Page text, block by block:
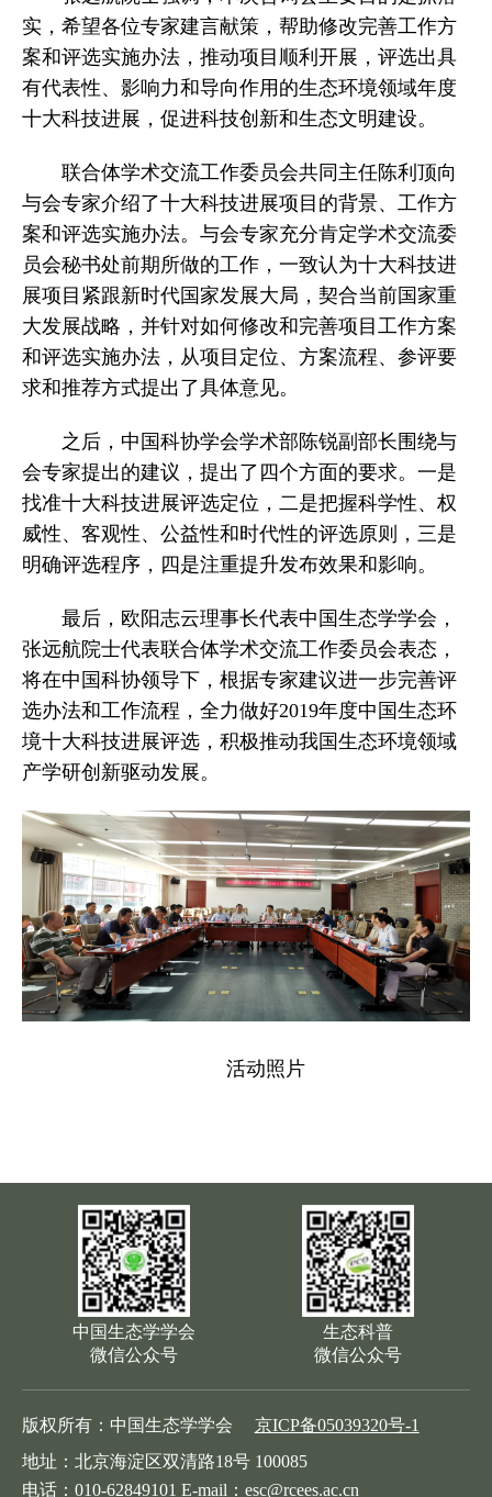
实，希望各位专家建言献策，帮助修改完善工作方
案和评选实施办法，推动项目顺利开展，评选出具
有代表性、影响力和导向作用的生态环境领域年度
十大科技进展，促进科技创新和生态文明建设。
联合体学术交流工作委员会共同主任陈利顶向
与会专家介绍了十大科技进展项目的背景、工作方
案和评选实施办法。与会专家充分肯定学术交流委
员会秘书处前期所做的工作，一致认为十大科技进
展项目紧跟新时代国家发展大局，契合当前国家重
大发展战略，并针对如何修改和完善项目工作方案
和评选实施办法，从项目定位、方案流程、参评要
求和推荐方式提出了具体意见。
之后，中国科协学会学术部陈锐副部长围绕与
会专家提出的建议，提出了四个方面的要求。一是
找准十大科技进展评选定位，二是把握科学性、权
威性、客观性、公益性和时代性的评选原则，三是
明确评选程序，四是注重提升发布效果和影响。
最后，欧阳志云理事长代表中国生态学学会，
张远航院士代表联合体学术交流工作委员会表态，
将在中国科协领导下，根据专家建议进一步完善评
选办法和工作流程，全力做好2019年度中国生态环
境十大科技进展评选，积极推动我国生态环境领域
产学研创新驱动发展。
活动照片
中国生态学学会
微信公众号
生态科普
微信公众号
版权所有：中国生态学学会 京ICP备05039320号-1
地址：北京海淀区双清路18号 100085
电话：010-62849101 E-mail：esc@rcees.ac.cn